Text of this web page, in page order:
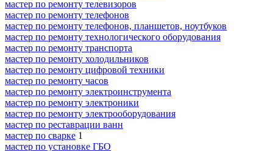
мастер по ремонту телевизоров
мастер по ремонту телефонов
мастер по ремонту телефонов, планшетов, ноутбуков
мастер по ремонту технологического оборудования
мастер по ремонту транспорта
мастер по ремонту холодильников
мастер по ремонту цифровой техники
мастер по ремонту часов
мастер по ремонту электроинструмента
мастер по ремонту электроники
мастер по ремонту электрооборудования
мастер по реставрации ванн
мастер по сварке 1
мастер по установке ГБО